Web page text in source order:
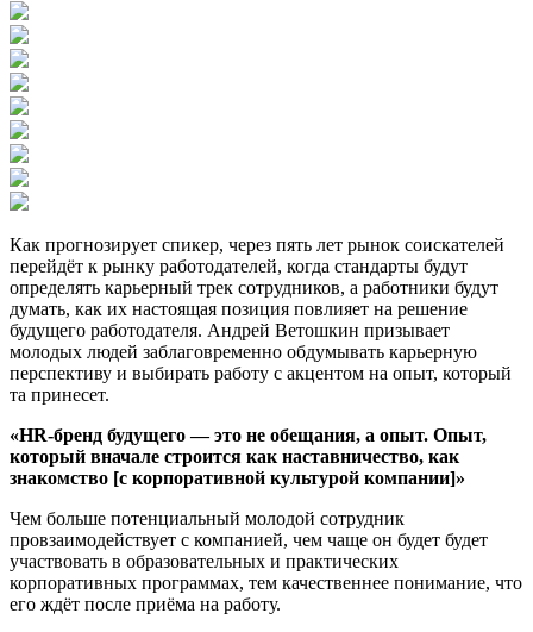
Как прогнозирует спикер, через пять лет рынок соискателей
перейдёт к рынку работодателей, когда стандарты будут
определять карьерный трек сотрудников, а работники будут
думать, как их настоящая позиция повлияет на решение
будущего работодателя. Андрей Ветошкин призывает
молодых людей заблаговременно обдумывать карьерную
перспективу и выбирать работу с акцентом на опыт, который
та принесет.
«HR-бренд будущего — это не обещания, а опыт. Опыт,
который вначале строится как наставничество, как
знакомство [с корпоративной культурой компании]»
Чем больше потенциальный молодой сотрудник
провзаимодействует с компанией, чем чаще он будет будет
участвовать в образовательных и практических
корпоративных программах, тем качественнее понимание, что
его ждёт после приёма на работу.